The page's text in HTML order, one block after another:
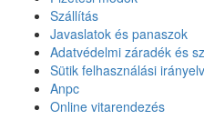
Szállítás
Javaslatok és panaszok
Adatvédelmi záradék és
Sütik felhasználási
Anpc
Online vitarendezés